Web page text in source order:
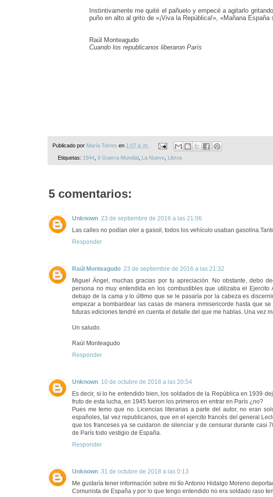
Instintivamente me quité el pañuelo y empecé a agitarlo
puño en alto al grito de «¡Viva la República!», «Mañana
Raúl Monteagudo
Cuando los republicanos liberaron París
Publicado por María Torres en 1:07 a. m.
Etiquetas: 1944, II Guerra Mundial, La Nueve, Libros
5 comentarios:
Unknown 23 de septiembre de 2016 a las 21:06
Las calles no podían oler a gasoil, todos los vehículo usaban
Responder
Raúl Monteagudo 23 de septiembre de 2016 a las 21:32
Miguel Ángel, muchas gracias por tu apreciación. No obstante, debo
persona no muy entendida en los combustibles que utilizaba el
debajo de la cama y lo último que se le pasaría por la cabeza es
empezar a bombardear las casas de manera inmisericorde hasta que
futuras ediciones tendré en cuenta el detalle del que me hablas. Una vez
Un saludo.
Raúl Monteagudo
Responder
Unknown 10 de octubre de 2018 a las 20:54
Es decir, si lo he entendido bien, los soldados de la República en 1939
fruto de esta lucha, en 1945 fueron los primeros en entrar en París ¿no?
Pues me temo que no. Licencias literarias a parte del autor, no eran
españoles, tal vez republicanos, que en el ejercito francés del general
que los franceses ya se cuidaron de silenciar y de censurar durante casi
de París todo vestigio de España.
Responder
Unknown 31 de octubre de 2018 a las 0:13
Me gustaría tener información sobre mi tío Antonio Hidalgo Moreno
Comunista de España y por lo que tengo entendido no era soldado raso